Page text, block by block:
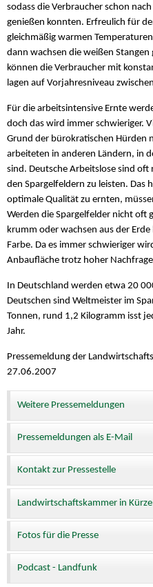
sodass die Verbraucher schon
genießen konnten. Erfreulich für
gleichmäßig warmen
dann wachsen die weißen
können die Verbraucher mit
lagen auf Vorjahresniveau
Für die arbeitsintensive Ernte
doch das wird immer schwieriger.
Grund der bürokratischen Hürden
arbeiteten in anderen Ländern, in
sind. Deutsche Arbeitslose sind
den Spargelfeldern zu leisten. Das
optimale Qualität zu ernten,
Werden die Spargelfelder nicht oft
krumm oder wachsen aus der
Farbe. Da es immer schwieriger
Anbaufläche trotz hoher
In Deutschland werden etwa 20
Deutschen sind Weltmeister im
Tonnen, rund 1,2 Kilogramm isst
Jahr.
Pressemeldung der
27.06.2007
Weitere Pressemeldungen
Pressemeldungen als E-Mail
Kontakt zur Pressestelle
Landwirtschaftskammer in Kürze
Fotos für die Presse
Podcast - Landfunk